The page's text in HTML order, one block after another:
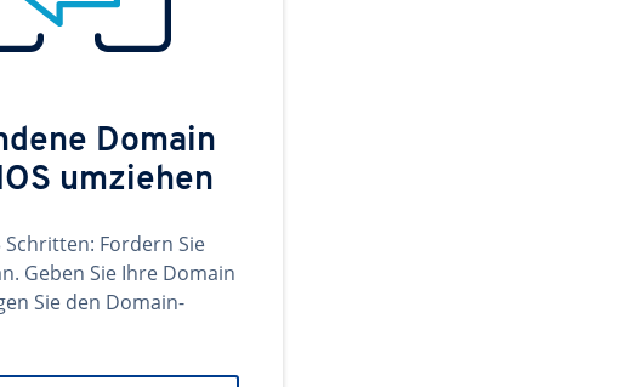
Domain
umziehen
Schritten: Fordern Sie
Geben Sie Ihre Domain
Sie den Domain-